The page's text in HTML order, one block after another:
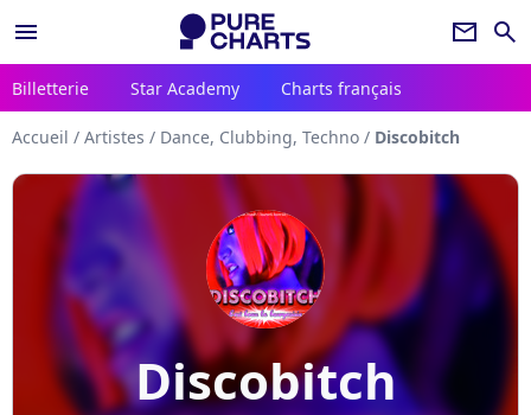
menu newsletter search
Billetterie Star Academy Charts français
Accueil / Artistes / Dance, Clubbing, Techno / Discobitch
Discobitch